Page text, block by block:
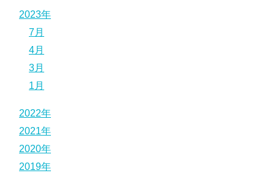
2023年
7月
4月
3月
1月
2022年
2021年
2020年
2019年